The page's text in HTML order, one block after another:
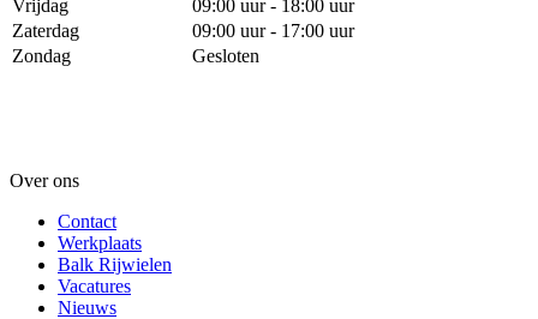
Vrijdag
09:00 uur - 18:00 uur
Zaterdag
09:00 uur - 17:00 uur
Zondag
Gesloten
Over ons
Contact
Werkplaats
Balk Rijwielen
Vacatures
Nieuws